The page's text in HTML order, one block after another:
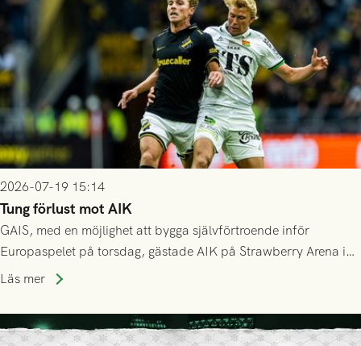
2026-07-19 15:14
Tung förlust mot AIK
GAIS, med en möjlighet att bygga självförtroende inför
Europaspelet på torsdag, gästade AIK på Strawberry Arena i
Stockholm . Men trots konstant hotande i första halvlek av
lyckades få in 2-0.
Läs mer